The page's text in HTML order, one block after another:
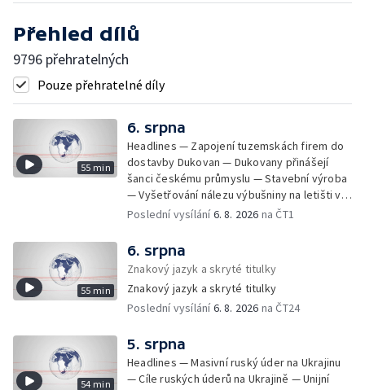
Přehled dílů
9796 přehratelných
Pouze přehratelné díly
55 min
6. srpna
Headlines — Zapojení tuzemskách firem do
dostavby Dukovan — Dukovany přinášejí
šanci českému průmyslu — Stavební výroba
— Vyšetřování nálezu výbušniny na letišti v
Lipsku — Bourání torza vyhořelé budovy ve
Omezování spotřeby vody v Jihlavě — Čistý
zisk bank — Jednání o ukončení bojů na
Blízkém východě — Opakované údery na
jižní Libanon — Přibylo zásahů horské služby
— Bezpečnostní opatření kvůli Evropské lize
Oscara — Doživotní trest pro Afghánce —
Slevy na jízdném — Aktualizace plánu
adaptace na klimatické změny — Letošní
Poslední vysílání6. 8. 2026 na ČT1
55 min
6. srpna
Znakový jazyk a skryté titulky
Znakový jazyk a skryté titulky
Poslední vysílání6. 8. 2026 na ČT24
54 min
5. srpna
Headlines — Masivní ruský úder na Ukrajinu
— Cíle ruských úderů na Ukrajině — Unijní